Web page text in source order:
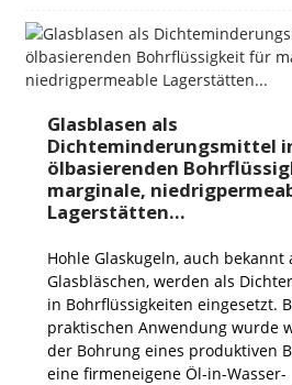
Glasblasen als
Dichteminderungsmittel
ölbasierenden
marginale,
Lagerstätten...
Hohle Glaskugeln, auch bekannt
Glasbläschen, werden als
in Bohrflüssigkeiten eingesetzt.
praktischen Anwendung wurde
der Bohrung eines produktiven
eine firmeneigene Öl-in-Wasser-